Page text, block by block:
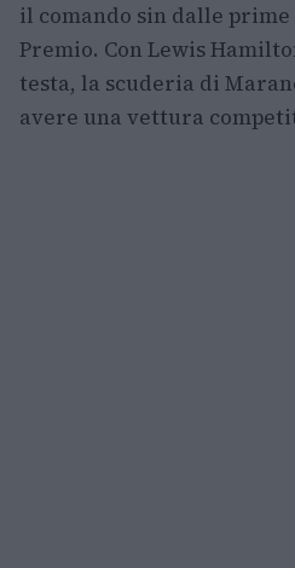
il comando sin dalle prime
Premio. Con Lewis
testa, la scuderia di
avere una vettura